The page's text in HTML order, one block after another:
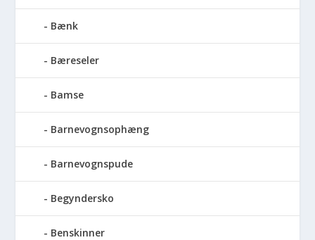
Bænk
Bæreseler
Bamse
Barnevognsophæng
Barnevognspude
Begyndersko
Benskinner